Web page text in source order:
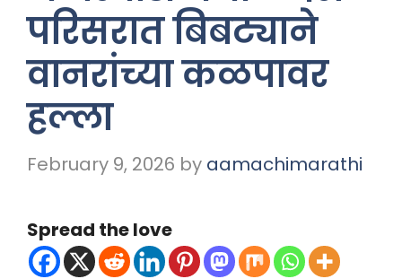
परिसरात बिबट्याने
वानरांच्या कळपावर
हल्ला
February 9, 2026 by aamachimarathi
Spread the love